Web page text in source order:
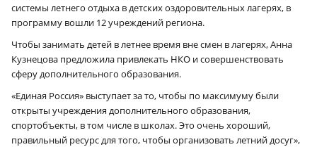
системы летнего отдыха в детских оздоровительных лагерях, в
программу вошли 12 учреждений региона.
Чтобы занимать детей в летнее время вне смен в лагерях, Анна
Кузнецова предложила привлекать НКО и совершенствовать
сферу дополнительного образования.
«Единая Россия» выступает за то, чтобы по максимуму были
открыты учреждения дополнительного образования,
спортобъекты, в том числе в школах. Это очень хороший,
правильный ресурс для того, чтобы организовать летний досуг»,